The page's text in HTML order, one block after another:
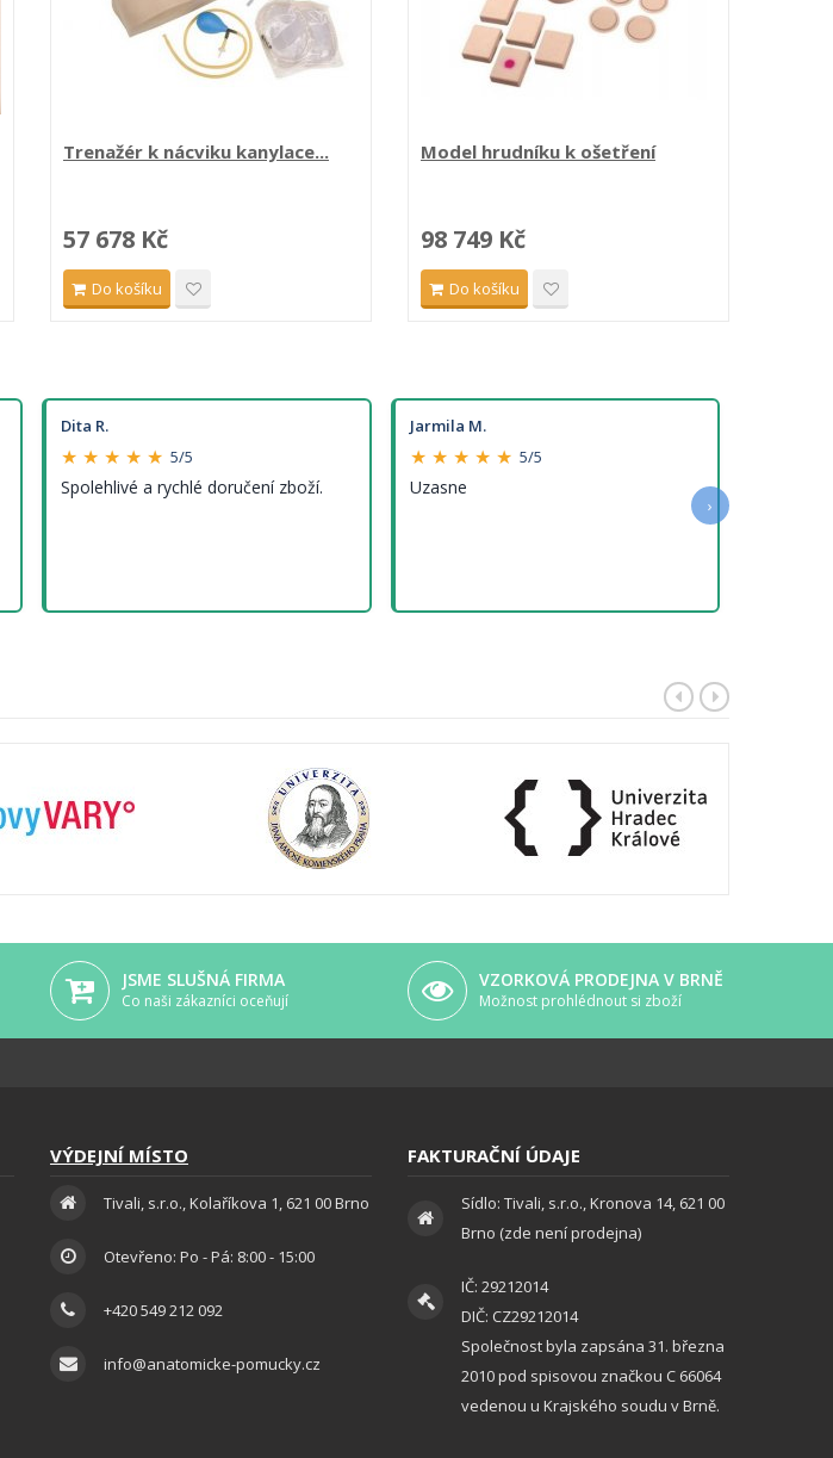
Trenažér k nácviku kanylace...
57 678 Kč
Do košíku
Model hrudníku k ošetření
98 749 Kč
Do košíku
Dita R.
★ ★ ★ ★ ★ 5/5
Spolehlivé a rychlé doručení zboží.
Jarmila M.
★ ★ ★ ★ ★ 5/5
Uzasne
›
JSME SLUŠNÁ FIRMA
Co naši zákazníci oceňují
VZORKOVÁ PRODEJNA V BRNĚ
Možnost prohlédnout si zboží
VÝDEJNÍ MÍSTO
Tivali, s.r.o., Kolaříkova 1, 621 00 Brno
Otevřeno: Po - Pá: 8:00 - 15:00
+420 549 212 092
info@anatomicke-pomucky.cz
FAKTURAČNÍ ÚDAJE
Sídlo: Tivali, s.r.o., Kronova 14, 621 00
Brno (zde není prodejna)
IČ: 29212014
DIČ: CZ29212014
Společnost byla zapsána 31. března
2010 pod spisovou značkou C 66064
vedenou u Krajského soudu v Brně.